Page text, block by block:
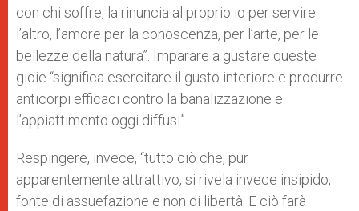
con chi soffre, la rinuncia al proprio io per servire
l’altro, l’amore per la conoscenza, per l’arte, per le
bellezze della natura”. Imparare a gustare queste
gioie “significa esercitare il gusto interiore e produrre
anticorpi efficaci contro la banalizzazione e
l’appiattimento oggi diffusi”.
Respingere, invece, “tutto ciò che, pur
apparentemente attrattivo, si rivela invece insipido,
fonte di assuefazione e non di libertà. E ciò farà